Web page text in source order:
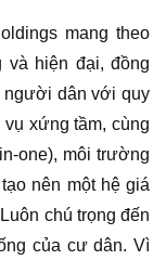
mang theo
hiện đại, đồng
người dân với quy
xứng tầm, cùng
one), môi trường
nên một hệ giá
chú trọng đến
của cư dân. Vì